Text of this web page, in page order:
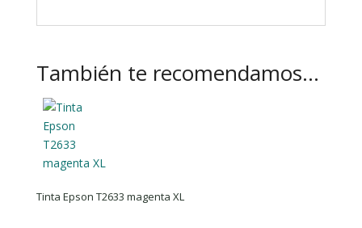
También te recomendamos…
Tinta Epson T2633 magenta XL